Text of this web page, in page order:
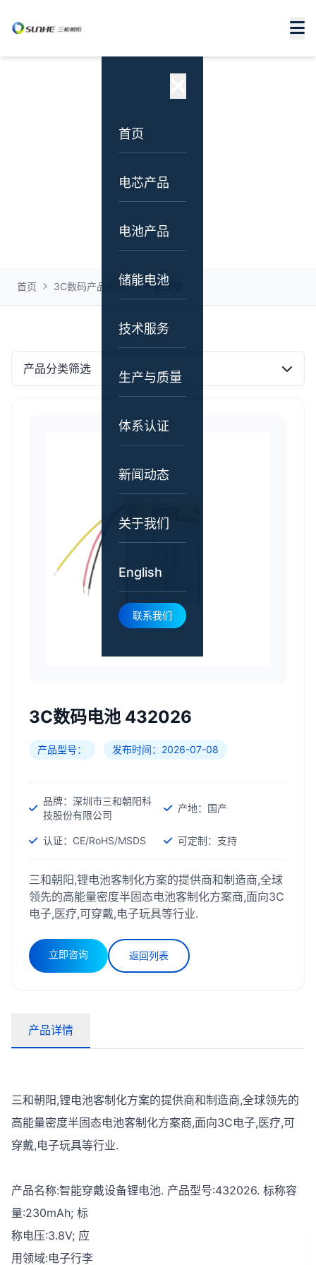
首页
电芯产品
电池产品
储能电池
技术服务
生产与质量
体系认证
新闻动态
关于我们
English
联系我们
提供一站式电源解决方案
首页 3C数码产品电池 产品详情
产品分类筛选
3C数码电池 432026
产品型号： 发布时间：2026-07-08
品牌：深圳市三和朝阳科
技股份有限公司
产地：国产
认证：CE/RoHS/MSDS 可定制：支持
三和朝阳,锂电池客制化方案的提供商和制造商,全球
领先的高能量密度半固态电池客制化方案商,面向3C
电子,医疗,可穿戴,电子玩具等行业.
立即咨询 返回列表
产品详情
三和朝阳,锂电池客制化方案的提供商和制造商,全球领先的
高能量密度半固态电池客制化方案商,面向3C电子,医疗,可
穿戴,电子玩具等行业.
产品名称:智能穿戴设备锂电池. 产品型号:432026. 标称容
量:230mAh; 标
称电压:3.8V; 应
用领域:电子行李